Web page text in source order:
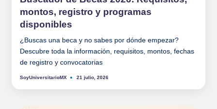
ri
M
X
montos, registro y programas
disponibles
¿Buscas una beca y no sabes por dónde empezar?
Descubre toda la información, requisitos, montos, fechas
de registro y convocatorias
Publicado
SoyUniversitarioMX 21 julio, 2026